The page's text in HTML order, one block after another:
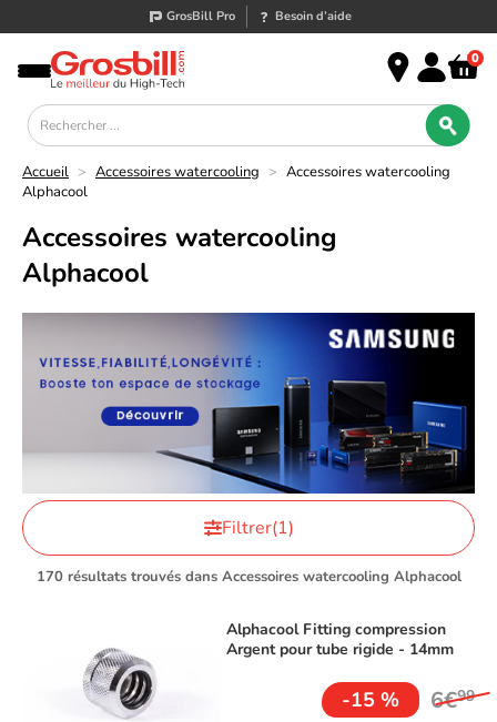
GrosBill Pro Besoin d’aide
0
Accueil > Accessoires watercooling > Accessoires watercooling
Alphacool
Accessoires watercooling
Alphacool
170 résultats trouvés dans Accessoires watercooling Alphacool
Filtrer(1)
Alphacool Fitting compression
Argent pour tube rigide - 14mm
-15 % 6€99